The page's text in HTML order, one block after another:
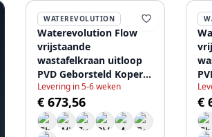
WATEREVOLUTION
Waterevolution Flow
vrijstaande
wastafelkraan uitloop
PVD Geborsteld Koper
T1677CPE
Levering in 5-6 weken
€ 673,56 €